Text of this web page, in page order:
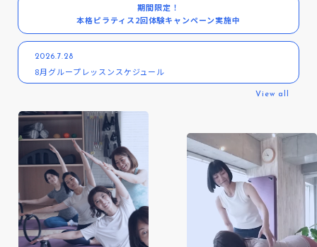
期間限定！
本格ピラティス2回体験キャンペーン実施中
2026.7.28
8月グループレッスンスケジュール
View all